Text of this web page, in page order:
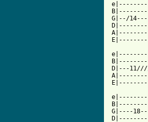
G|--/
D|---
G|----